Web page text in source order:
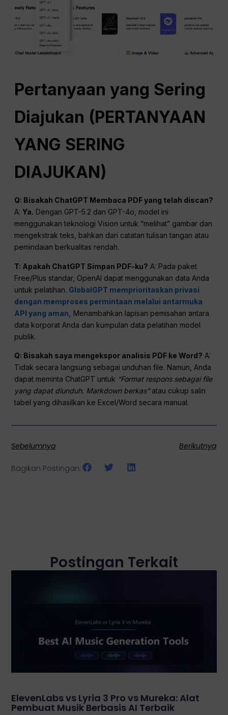
Pertanyaan yang Sering
Diajukan (PERTANYAAN
YANG SERING
DIAJUKAN)
Q: Bisakah ChatGPT Membaca PDF yang telah discan?
A:Ya. Dengan GPT-5.2 dan GPT-4o, model ini
menggunakan teknologi Vision untuk “melihat” gambar dan
mengekstrak teks, bahkan dari catatan tulisan tangan atau
pemindaian berkualitas rendah.
T: Apakah ChatGPT Simpan PDF-ku? A: Pada paket
Free/Plus standar, OpenAI dapat menggunakan data Anda
untuk pelatihan. GlobalGPT memprioritaskan privasi
dengan memproses permintaan melalui antarmuka
API yang aman,
Menambahkan lapisan pemisahan antara
data korporat Anda dan kumpulan data pelatihan model
publik.
Q: Bisakah saya mengekspor analisis PDF ke Word? A:
Tidak secara langsung sebagai unduhan file. Namun, Anda
dapat meminta ChatGPT untuk “Format respons sebagai file
yang dapat diunduh. Markdownberkas”atau cukup salin
tabel yang dihasilkan ke Excel/Word secara manual.
Sebelumnya Berikutnya
Bagikan Postingan:
Postingan Terkait
ElevenLabs vs Lyria 3 Pro vs Mureka: Alat
Pembuat Musik Berbasis AI Terbaik